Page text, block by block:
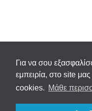
Για να σου
εμπειρία, στο site
cookies. Μάθε